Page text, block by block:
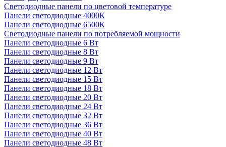
Светодиодные панели по цветовой температуре
Панели светодиодные 4000К
Панели светодиодные 6500К
Светодиодные панели по потребляемой мощности
Панели светодиодные 6 Вт
Панели светодиодные 8 Вт
Панели светодиодные 9 Вт
Панели светодиодные 12 Вт
Панели светодиодные 15 Вт
Панели светодиодные 18 Вт
Панели светодиодные 20 Вт
Панели светодиодные 24 Вт
Панели светодиодные 32 Вт
Панели светодиодные 36 Вт
Панели светодиодные 40 Вт
Панели светодиодные 48 Вт